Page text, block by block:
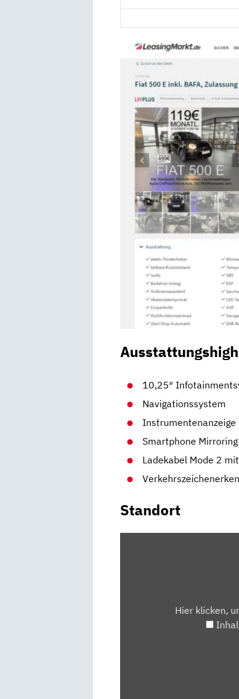
10,25″
Navigationssystem
Instrumentenanzeige
Smartphone
Ladekabel Mode 2
Standort
Hier klicken,